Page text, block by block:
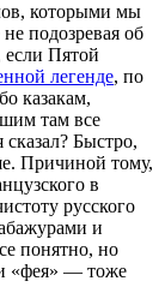
которыми мы
подозревая об
если Пятой
легенде, по
казакам,
там все
Быстро,
Причиной тому,
в
русского
и
понятно, но
«фея» — тоже